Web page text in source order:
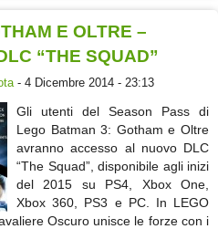
E OLTRE –
“THE SQUAD”
- 4 Dicembre 2014 - 23:13
Gli utenti del Season Pass di
Lego Batman 3: Gotham e Oltre
avranno accesso al nuovo DLC
“The Squad”, disponibile agli inizi
del 2015 su PS4, Xbox One,
Xbox 360, PS3 e PC. In LEGO
Oscuro unisce le forze con i